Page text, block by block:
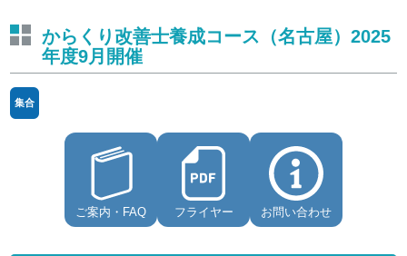
からくり改善士養成コース（名古屋）2025
年度9月開催
集合
ご案内・FAQ フライヤー お問い合わせ